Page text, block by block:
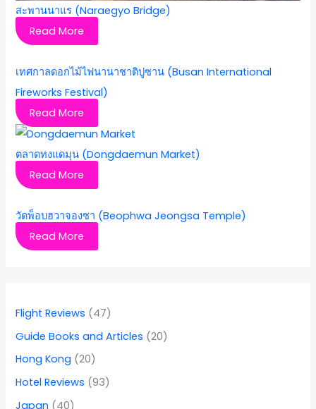
สะพานนาแร (Naraegyo Bridge)
Read More
เทศกาลดอกไม้ไฟนานาชาติปูซาน (Busan International
Fireworks Festival)
Read More
ตลาดทงแดมุน (Dongdaemun Market)
Read More
วัดพ็อบฮวาจองซา (Beophwa Jeongsa Temple)
Read More
Flight Reviews (47)
Guide Books and Articles (20)
Hong Kong (20)
Hotel Reviews (93)
Japan (40)